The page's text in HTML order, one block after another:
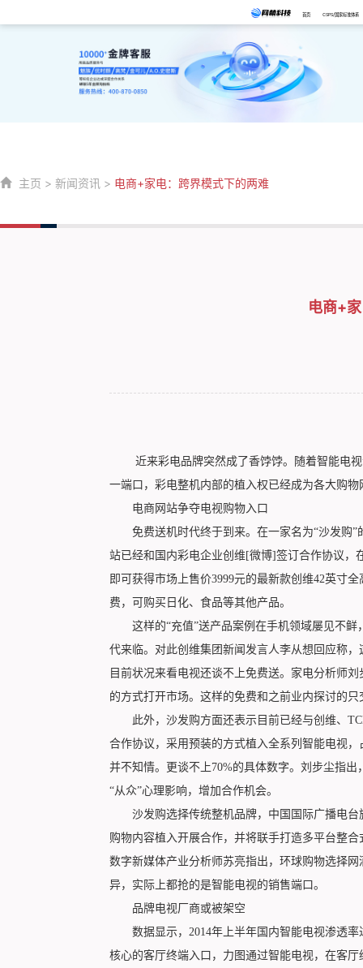
首页 CSPS/国家标准体系
主页 > 新闻资讯 > 电商+家电：跨界模式下的两难
电商+
近来彩电品牌突然成了香饽饽。随着智能电
一端口，彩电整机内部的植入权已经成为各大购物
电商网站争夺电视购物入口
免费送机时代终于到来。在一家名为“沙发购”
站已经和国内彩电企业创维[微博]签订合作协议，
即可获得市场上售价3999元的最新款创维42英寸
费，可购买日化、食品等其他产品。
这样的“充值”送产品案例在手机领域屡见不鲜
代来临。对此创维集团新闻发言人李从想回应称
目前状况来看电视还谈不上免费送。家电分析师
的方式打开市场。这样的免费和之前业内探讨的
此外，沙发购方面还表示目前已经与创维、
合作协议，采用预装的方式植入全系列智能电视
并不知情。更谈不上70%的具体数字。刘步尘指
“从众”心理影响，增加合作机会。
沙发购选择传统整机品牌，中国国际广播电台
购物内容植入开展合作，并将联手打造多平台整
数字新媒体产业分析师苏亮指出，环球购物选择
异，实际上都抢的是智能电视的销售端口。
品牌电视厂商或被架空
数据显示，2014年上半年国内智能电视渗透率
核心的客厅终端入口，力图通过智能电视，在客